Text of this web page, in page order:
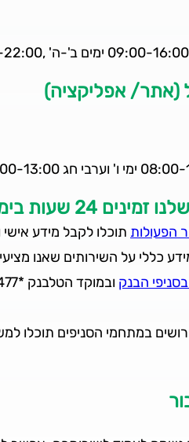
(אתר/ אפליקציה)
ביממה, 7 ימים בשבוע:
הפעולות תוכלו לקבל מידע אישי
כללי על השירותים שאנו
הבנק
במתחמי הסניפים תוכלו